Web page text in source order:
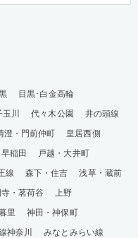
目黒･白金高輪
川 代々木公園
井の頭線
澄・門前仲町
皇居西側
稲田
戸越・大井町
線 森下・住吉
浅草・蔵前
・茗荷谷
上野
里
神田・神保町
神奈川
みなとみらい線